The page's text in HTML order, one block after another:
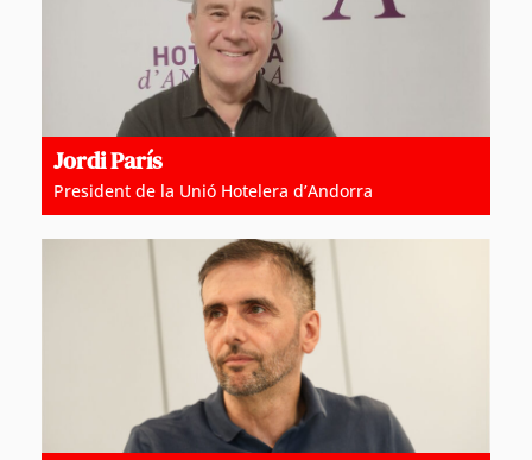
Jordi París
President de la Unió Hotelera d’Andorra